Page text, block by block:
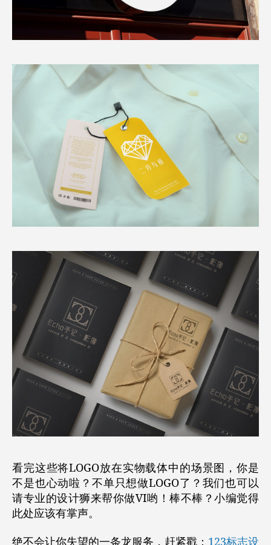
看完这些将LOGO放在实物载体中的场景图，你是
不是也心动啦？不单只想做LOGO了？我们也可以
请专业的设计狮来帮你做VI哟！棒不棒？小编觉得
此处应该有掌声。